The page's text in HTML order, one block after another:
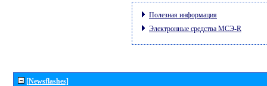
Полезная информация
Электронные средства МСЭ-R
[Newsflashes]